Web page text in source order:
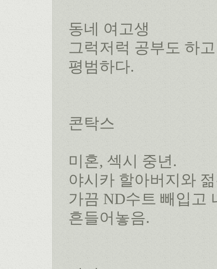
동네 여고생
그럭저럭 공부도 하
평범하다.
콘탁스
미혼, 섹시 중년.
야시카 할아버지와
가끔 ND수트 빼입고
흔들어놓음.